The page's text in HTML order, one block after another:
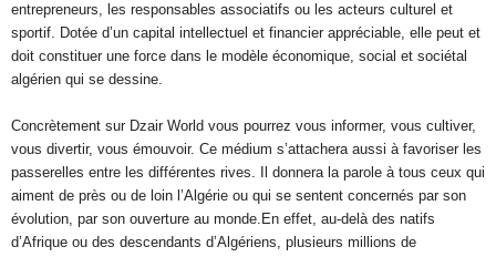
entrepreneurs, les responsables associatifs ou les acteurs culturel et
sportif. Dotée d’un capital intellectuel et financier appréciable, elle peut et
doit constituer une force dans le modèle économique, social et sociétal
algérien qui se dessine.
Concrètement sur Dzair World vous pourrez vous informer, vous cultiver,
vous divertir, vous émouvoir. Ce médium s’attachera aussi à favoriser les
passerelles entre les différentes rives. Il donnera la parole à tous ceux qui
aiment de près ou de loin l’Algérie ou qui se sentent concernés par son
évolution, par son ouverture au monde.En effet, au-delà des natifs
d’Afrique ou des descendants d’Algériens, plusieurs millions de